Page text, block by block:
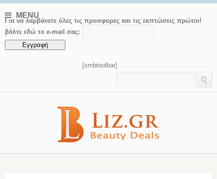
MENU
Για να λαμβάνετε όλες τις προσφορες και τις εκπτώσεις πρώτοι!
βάλτε εδώ το e-mail σας:
[smbtoolbar]